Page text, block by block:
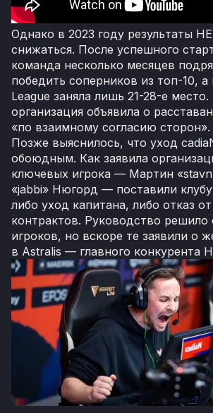
Однако в 2023 году результаты
снижаться. После успешного
команда несколько месяцев
победить соперников из топ-10, а
League заняла лишь 21-28-е место.
организация объявила о
«по взаимному согласию сторон».
Позже выяснилось, что уход
обоюдным. Как заявила
ключевых игрока — Мартин
«jabbi» Нюгорд — поставили
либо уход капитана, либо отказ
контрактов. Руководство решило
игроков, но вскоре те заявили о
в Astralis — главного конкурента